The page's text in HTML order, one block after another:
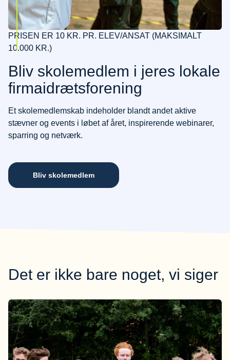
PRISEN ER 10 KR. PR. ELEV/ANSAT (MAKSIMALT
10.000 KR.)
Bliv skolemedlem i jeres lokale
firmaidrætsforening
Et skolemedlemskab indeholder blandt andet aktive
stævner og events i løbet af året, inspirerende webinarer,
sparring og netværk.
Bliv skolemedlem
Det er ikke bare noget, vi siger